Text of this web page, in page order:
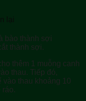
lại
bào thành sợi
thành sợi.
thêm 1 muỗng canh
thau. Tiếp đó,
vào thau khoảng 10
ráo.